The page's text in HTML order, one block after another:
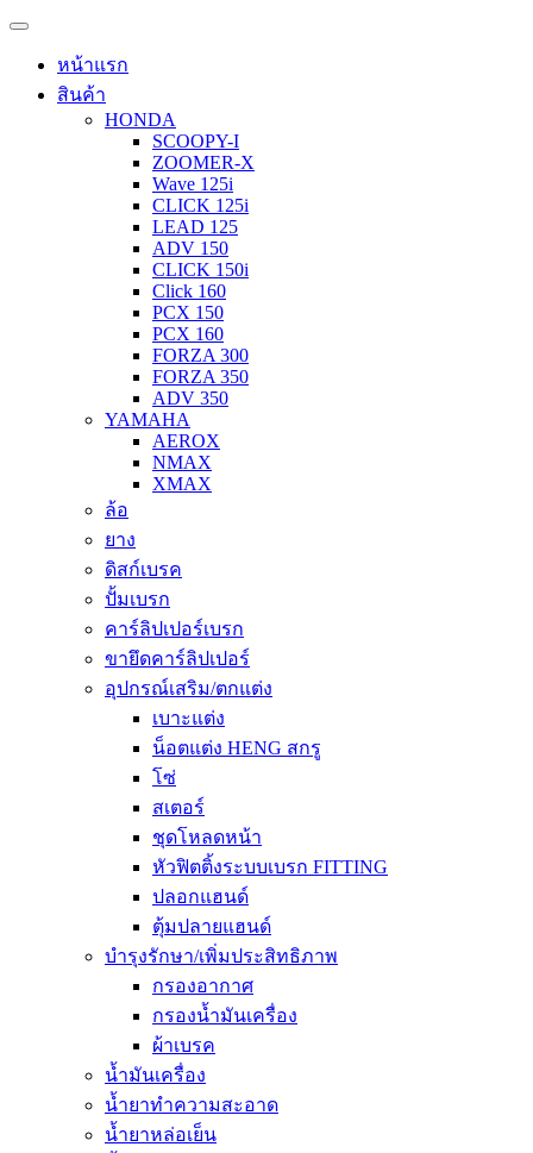
หน้าแรก
สินค้า
HONDA
SCOOPY-I
ZOOMER-X
Wave 125i
CLICK 125i
LEAD 125
ADV 150
CLICK 150i
Click 160
PCX 150
PCX 160
FORZA 300
FORZA 350
ADV 350
YAMAHA
AEROX
NMAX
XMAX
ล้อ
ยาง
ดิสก์เบรค
ปั้มเบรก
คาร์ลิปเปอร์เบรก
ขายึดคาร์ลิปเปอร์
อุปกรณ์เสริม/ตกแต่ง
เบาะแต่ง
น็อตแต่ง HENG สกรู
โซ่
สเตอร์
ชุดโหลดหน้า
หัวฟิตติ้งระบบเบรก FITTING
ปลอกแฮนด์
ตุ้มปลายแฮนด์
บำรุงรักษา/เพิ่มประสิทธิภาพ
กรองอากาศ
กรองน้ำมันเครื่อง
ผ้าเบรค
น้ำมันเครื่อง
น้ำยาทำความสะอาด
น้ำยาหล่อเย็น